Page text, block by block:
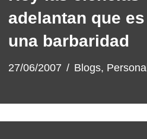
adelantan que es
una barbaridad
27/06/2007 Blogs, Personal